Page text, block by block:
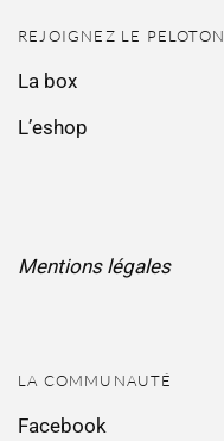
REJOIGNEZ LE PELOTON
La box
L’eshop
Mentions légales
LA COMMUNAUTÉ
Facebook